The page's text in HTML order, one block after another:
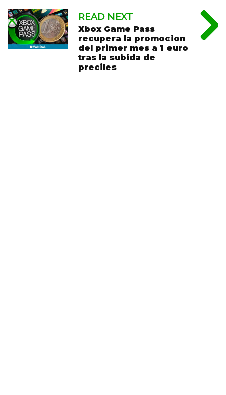
READ NEXT
Xbox Game Pass
recupera la promocion
del primer mes a 1 euro
tras la subida de
preciles